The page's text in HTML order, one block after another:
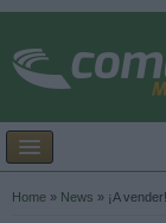
Home » News » ¡A